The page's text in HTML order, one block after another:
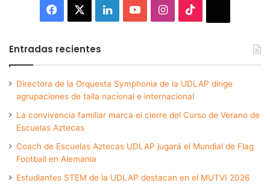
Facebook LinkedInYouTubeInstagram
Entradas recientes
Directora de la Orquesta Symphonia de la UDLAP dirige
agrupaciones de talla nacional e internacional
La convivencia familiar marca el cierre del Curso de Verano de
Escuelas Aztecas
Coach de Escuelas Aztecas UDLAP jugará el Mundial de Flag
Football en Alemania
Estudiantes STEM de la UDLAP destacan en el MUTVI 2026